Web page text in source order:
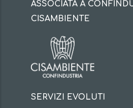
ASSOCIATA A
CISAMBIENTE
SERVIZI EVOLUTI